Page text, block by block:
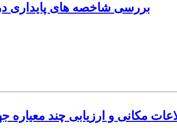
بررسی شاخصه های پایداری
مکانی و ارزیابی چند